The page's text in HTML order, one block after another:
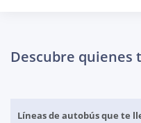
Descubre quienes
Líneas de autobús que te